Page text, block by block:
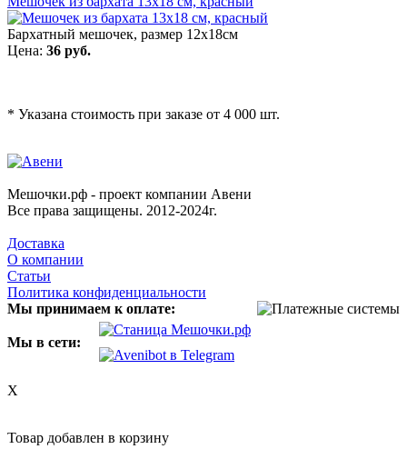
Бархатный мешочек, размер 12х18см
Цена: 36 руб.
* Указана стоимость при заказе от 4 000 шт.
Мешочки.рф - проект компании Авени
Все права защищены. 2012-2024г.
Доставка
О компании
Статьи
Политика конфиденциальности
Мы принимаем к оплате:
Мы в сети:
X
Товар добавлен в корзину